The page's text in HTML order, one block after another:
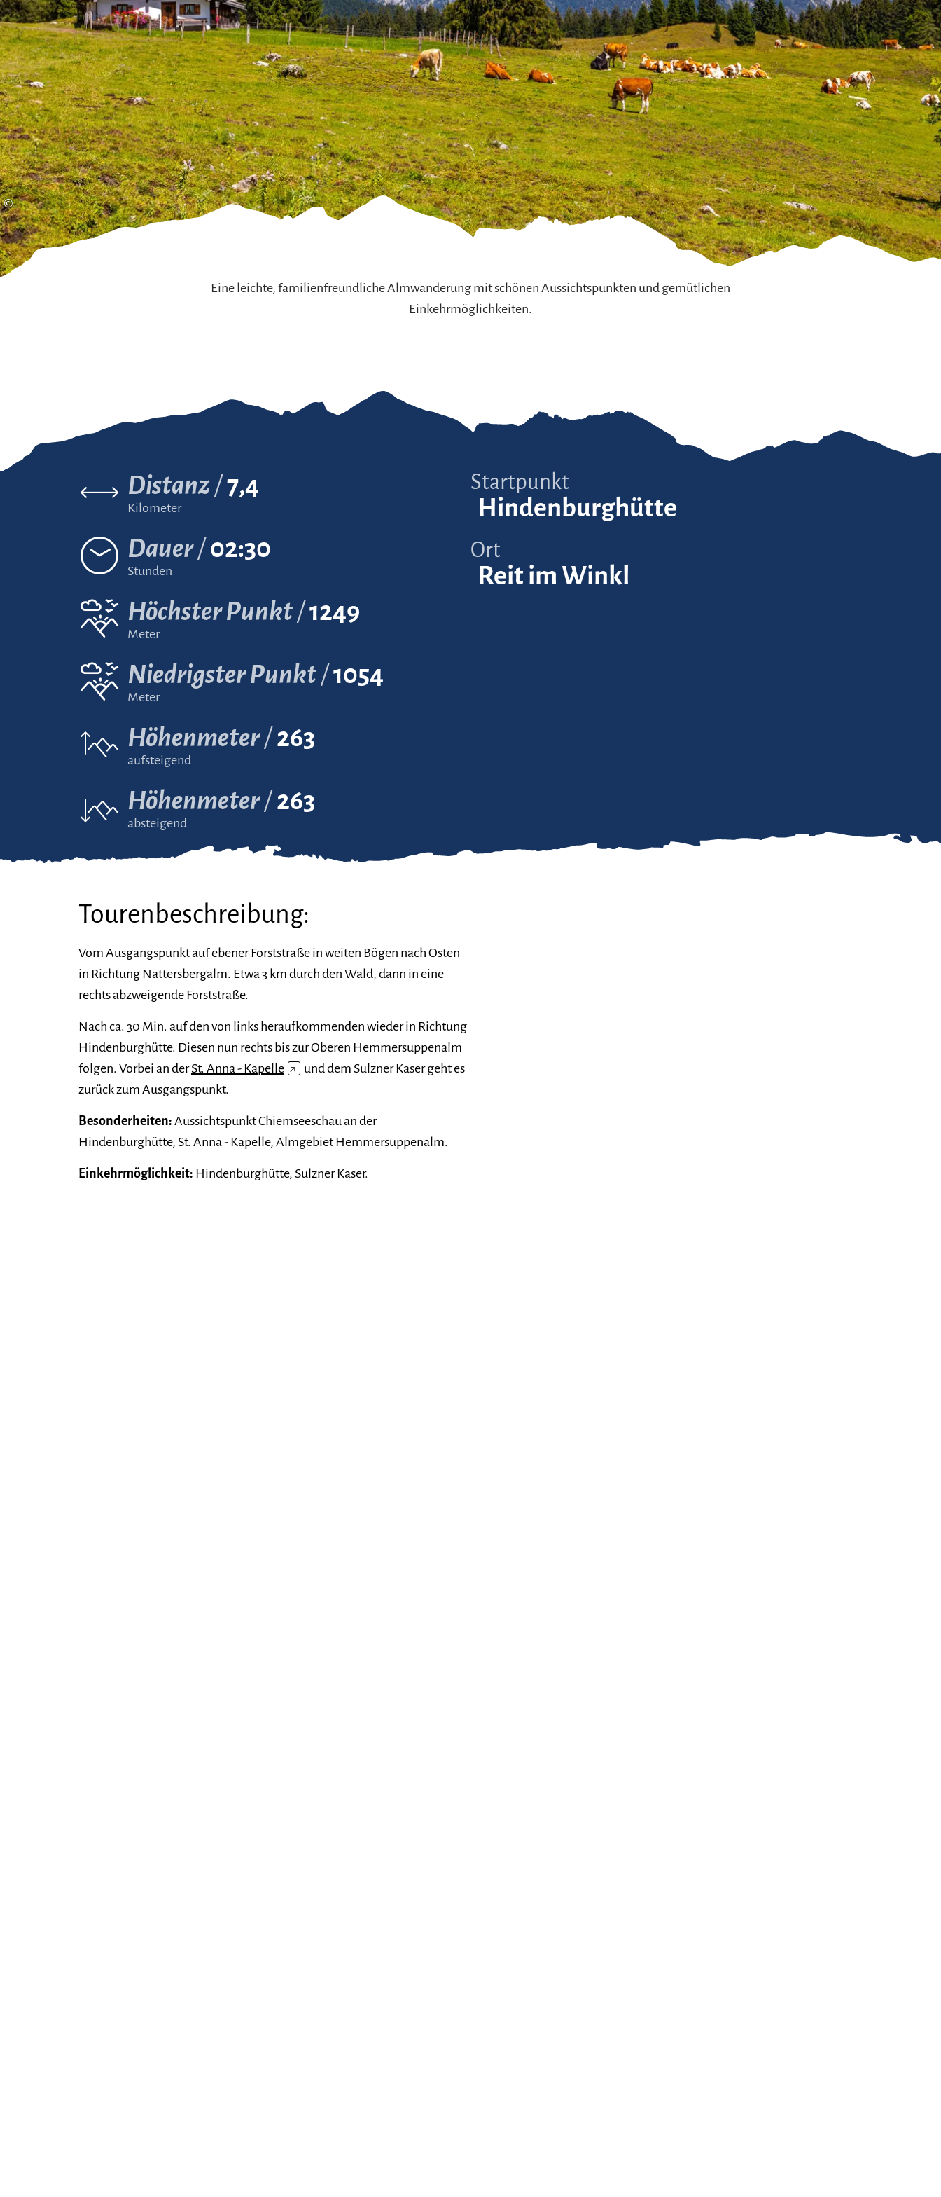
Gleitschirmfliegen &
Luftsport
Interaktive Vollbildkarte
Barrierefreiheit im
Chiemgau
Chiemgau G'schichten
©
Eine leichte, familienfreundliche Almwanderung mit schönen Aussichtspunkten und gemütlichen
Einkehrmöglichkeiten.
Startpunkt
Hindenburghütte
Ort
Reit im Winkl
Distanz 7,4
Kilometer
Dauer 02:30
Stunden
Höchster Punkt 1249
Meter
Niedrigster Punkt 1054
Meter
Höhenmeter 263
aufsteigend
Höhenmeter 263
absteigend
Tourenbeschreibung:
Vom Ausgangspunkt auf ebener Forststraße in weiten Bögen nach Osten
in Richtung Nattersbergalm. Etwa 3 km durch den Wald, dann in eine
rechts abzweigende Forststraße.
Nach ca. 30 Min. auf den von links heraufkommenden wieder in Richtung
Hindenburghütte. Diesen nun rechts bis zur Oberen Hemmersuppenalm
folgen. Vorbei an derSt. Anna - Kapelle ↗
und dem Sulzner Kaser geht es
zurück zum Ausgangspunkt.
Besonderheiten: Aussichtspunkt Chiemseeschau an der
Hindenburghütte, St. Anna - Kapelle, Almgebiet Hemmersuppenalm.
Einkehrmöglichkeit: Hindenburghütte, Sulzner Kaser.